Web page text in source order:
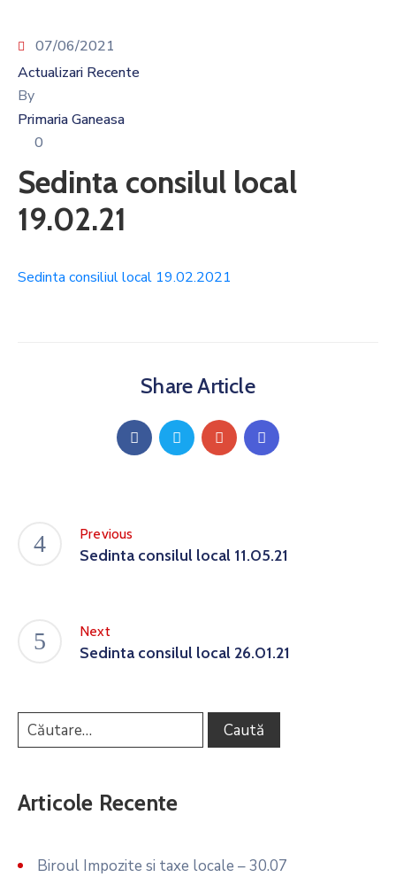
07/06/2021
Actualizari Recente
By
Primaria Ganeasa
0
Sedinta consilul local
19.02.21
Sedinta consiliul local 19.02.2021
Share Article
Previous
Sedinta consilul local 11.05.21
Next
Sedinta consilul local 26.01.21
Articole Recente
Biroul Impozite si taxe locale – 30.07